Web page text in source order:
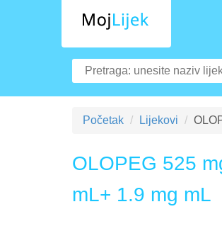
Početak Lijekovi
OLOPEG 525
mL+ 1.9 mg mL